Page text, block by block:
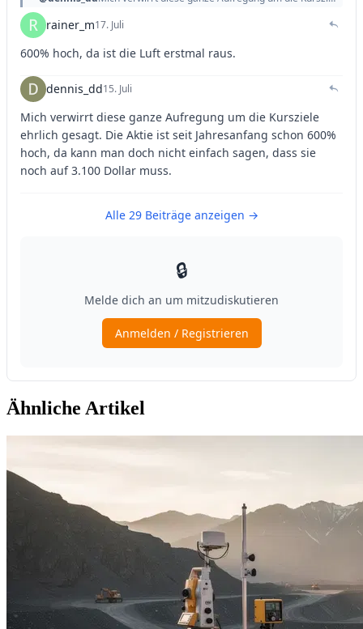
Ähnliche Artikel